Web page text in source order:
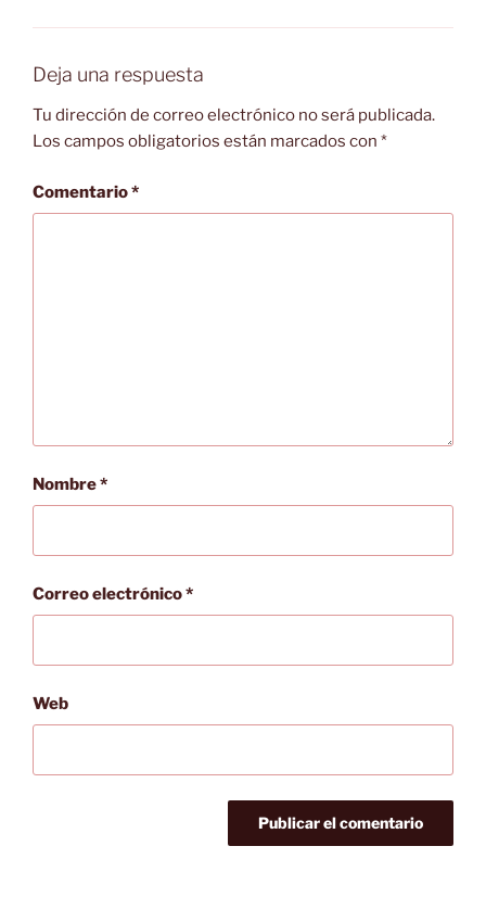
Deja una respuesta
Tu dirección de correo electrónico no será publicada.
Los campos obligatorios están marcados con *
Comentario*
Nombre*
Correo electrónico*
Web